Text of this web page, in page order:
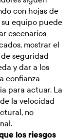
con hojas de
equipo puede
escenarios
mostrar el
seguridad
y dar a los
confianza
para actuar. La
la velocidad
no
los riesgos